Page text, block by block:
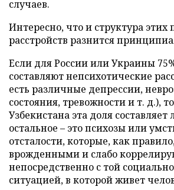
случаев.
Интересно, что и структура этих
расстройств разнится
Если для России или Украины
составляют непсихотические
есть различные депрессии,
состояния, тревожности и т. д.),
Узбекистана эта доля составляет
остальное – это психозы или
отсталости, которые, как
врожденными и слабо
непосредственно с той
ситуацией, в которой живет